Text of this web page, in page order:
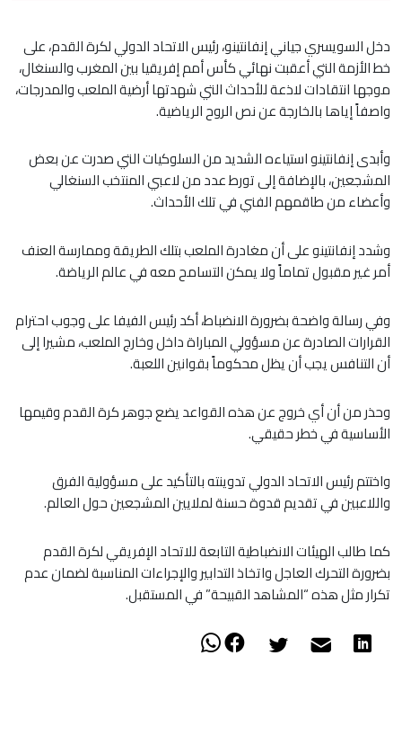
دخل السويسري جياني إنفانتينو، رئيس الاتحاد الدولي لكرة القدم، على
خط الأزمة التي أعقبت نهائي كأس أمم إفريقيا بين المغرب والسنغال،
موجها انتقادات لاذعة للأحداث التي شهدتها أرضية الملعب والمدرجات،
واصفاً إياها بالخارجة عن نص الروح الرياضية.
​وأبدى إنفانتينو استياءه الشديد من السلوكيات التي صدرت عن بعض
المشجعين، بالإضافة إلى تورط عدد من لاعبي المنتخب السنغالي
وأعضاء من طاقمهم الفني في تلك الأحداث.
وشدد إنفانتينو على أن مغادرة الملعب بتلك الطريقة وممارسة العنف
أمر غير مقبول تماماً ولا يمكن التسامح معه في عالم الرياضة.
​وفي رسالة واضحة بضرورة الانضباط، أكد رئيس الفيفا على وجوب احترام
القرارات الصادرة عن مسؤولي المباراة داخل وخارج الملعب، مشيرا إلى
أن التنافس يجب أن يظل محكوماً بقوانين اللعبة.
وحذر من أن أي خروج عن هذه القواعد يضع جوهر كرة القدم وقيمها
الأساسية في خطر حقيقي.
​واختتم رئيس الاتحاد الدولي تدوينته بالتأكيد على مسؤولية الفرق
واللاعبين في تقديم قدوة حسنة لملايين المشجعين حول العالم.
كما طالب الهيئات الانضباطية التابعة للاتحاد الإفريقي لكرة القدم
بضرورة التحرك العاجل واتخاذ التدابير والإجراءات المناسبة لضمان عدم
تكرار مثل هذه “المشاهد القبيحة” في المستقبل.